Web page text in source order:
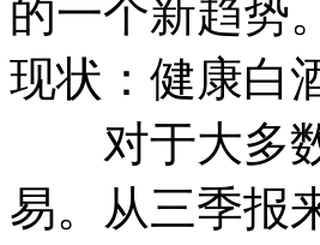
的一个新趋势
现状：健康白
对于大多数
易。从三季报